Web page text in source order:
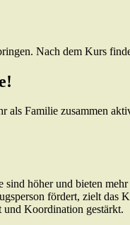
Nach dem Kurs
Familie zusammen
höher und bieten
fördert, zielt
Koordination gestärkt.